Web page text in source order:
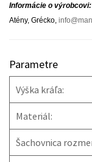
Informácie o výrobcovi:
Atény, Grécko,
Parametre
Výška kráľa:
Materiál:
Šachovnica